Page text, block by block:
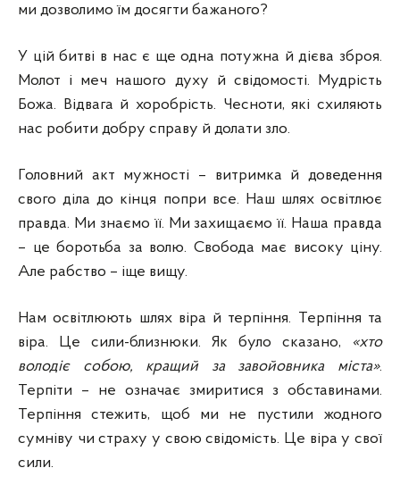
ми дозволимо їм досягти бажаного?
У цій битві в нас є ще одна потужна й дієва зброя.
Молот і меч нашого духу й свідомості. Мудрість
Божа. Відвага й хоробрість. Чесноти, які схиляють
нас робити добру справу й долати зло.
Головний акт мужності – витримка й доведення
свого діла до кінця попри все. Наш шлях освітлює
правда. Ми знаємо її. Ми захищаємо її. Наша правда
– це боротьба за волю. Свобода має високу ціну.
Але рабство – іще вищу.
Нам освітлюють шлях віра й терпіння. Терпіння та
віра. Це сили-близнюки. Як було сказано,
«хто
володіє собою, кращий за завойовника міста».
Терпіти – не означає змиритися з обставинами.
Терпіння стежить, щоб ми не пустили жодного
сумніву чи страху у свою свідомість. Це віра у свої
сили.